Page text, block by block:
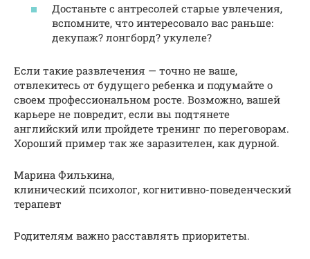
Достаньте с антресолей старые увлечения,
вспомните, что интересовало вас раньше:
декупаж? лонгборд? укулеле?
Если такие развлечения — точно не ваше,
отвлекитесь от будущего ребенка и подумайте о
своем профессиональном росте. Возможно, вашей
карьере не повредит, если вы подтянете
английский или пройдете тренинг по переговорам.
Хороший пример так же заразителен, как дурной.
Марина Филькина,
клинический психолог, когнитивно-поведенческий
терапевт
Родителям важно расставлять приоритеты.